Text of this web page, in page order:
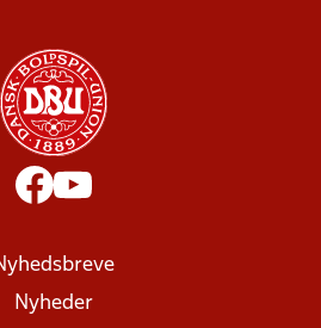
Nyheder